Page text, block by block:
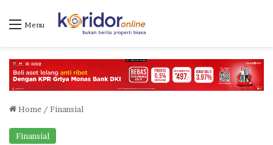
Menu
Home / Finansial
Finansial